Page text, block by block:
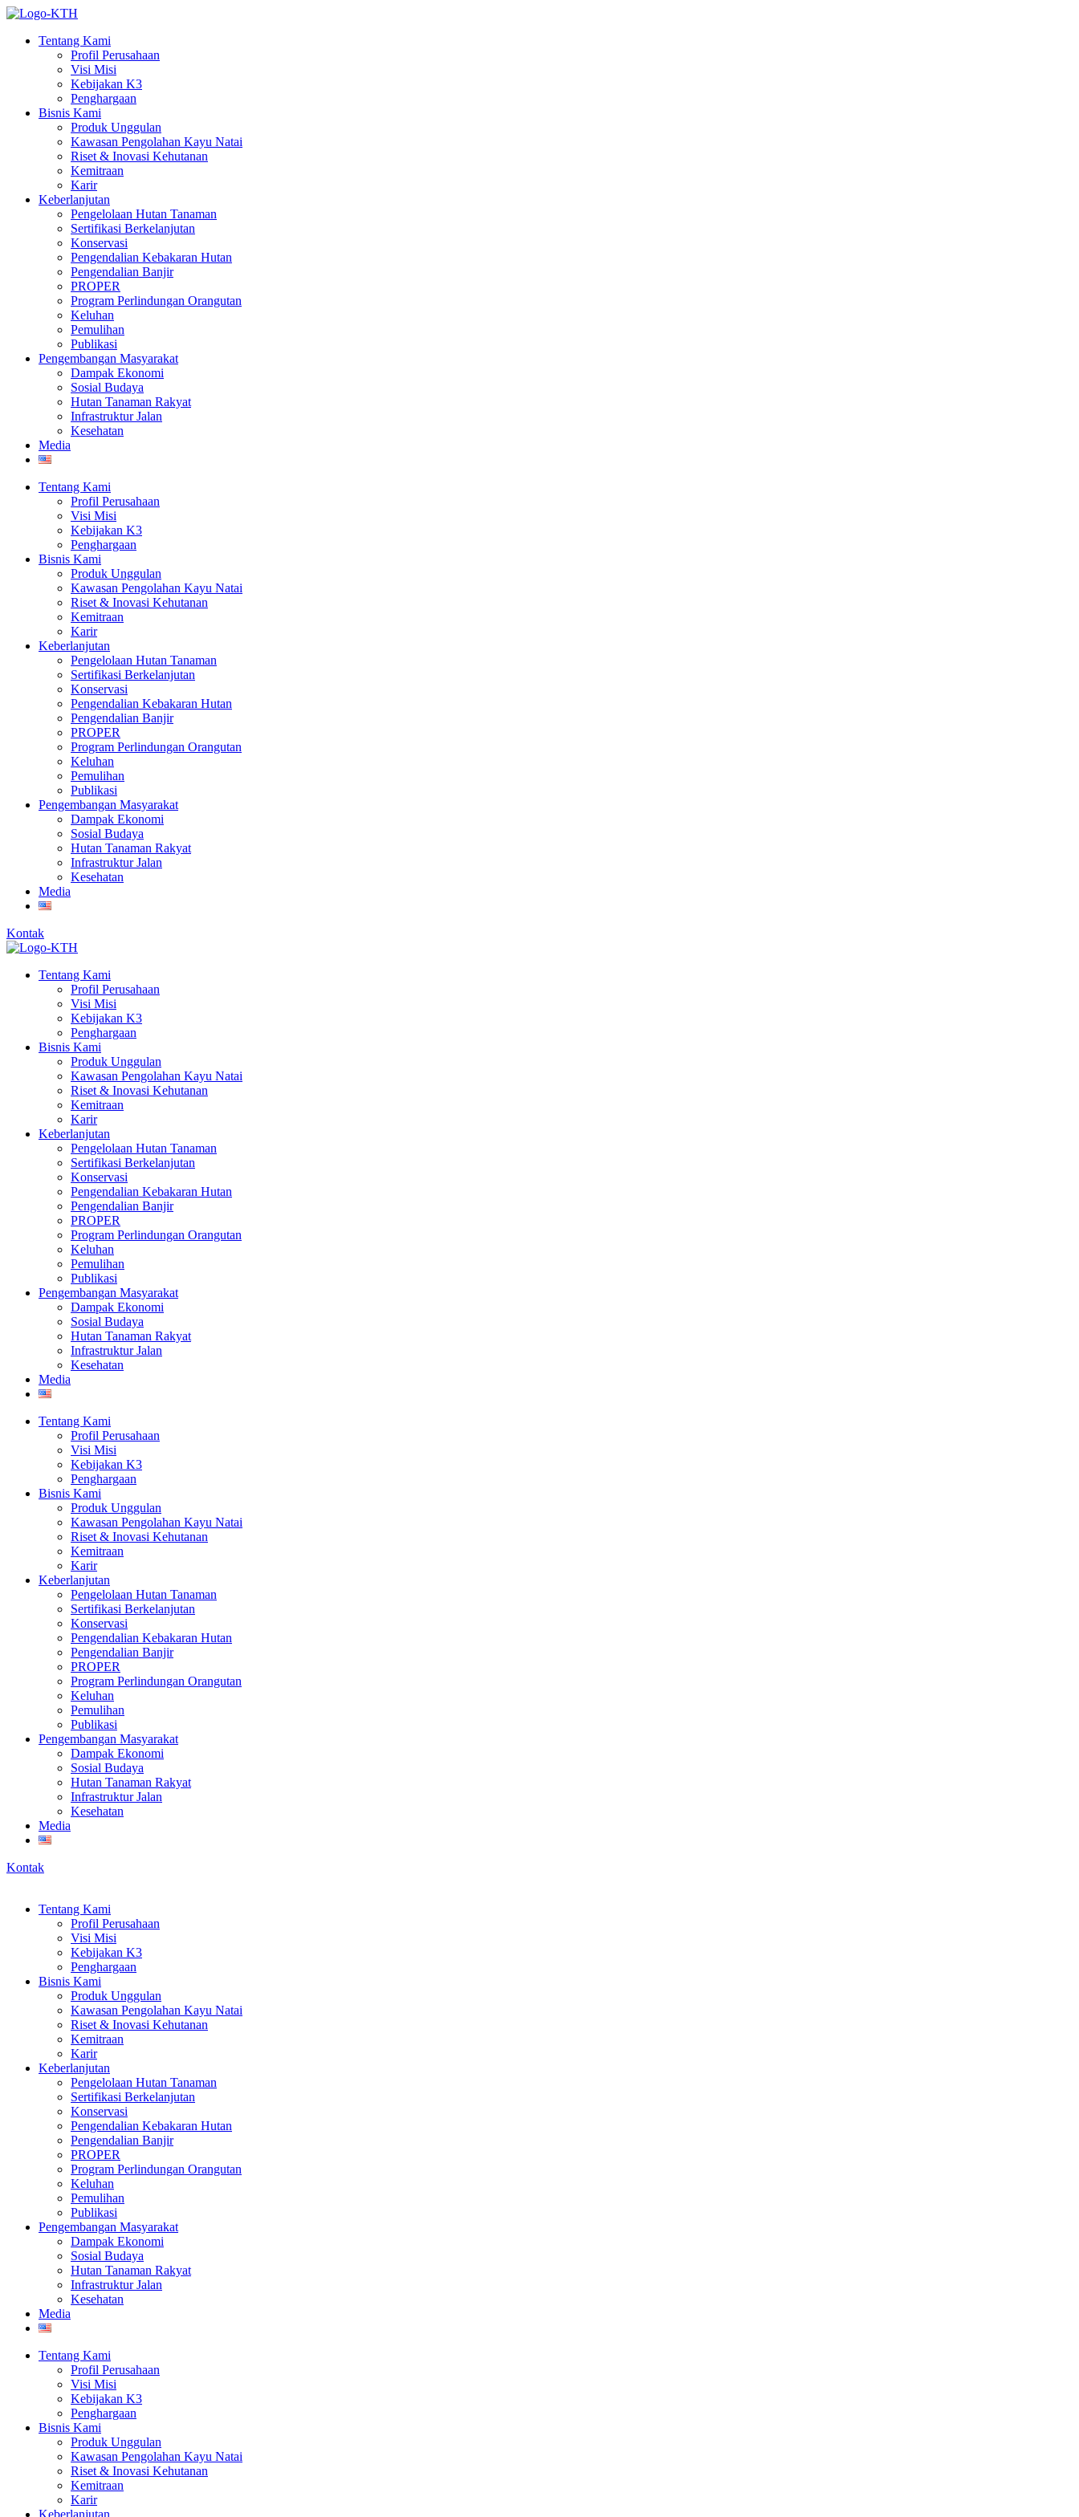
Tentang Kami
Profil Perusahaan
Visi Misi
Kebijakan K3
Penghargaan
Bisnis Kami
Produk Unggulan
Kawasan Pengolahan Kayu Natai
Riset & Inovasi Kehutanan
Kemitraan
Karir
Keberlanjutan
Pengelolaan Hutan Tanaman
Sertifikasi Berkelanjutan
Konservasi
Pengendalian Kebakaran Hutan
Pengendalian Banjir
PROPER
Program Perlindungan Orangutan
Keluhan
Pemulihan
Publikasi
Pengembangan Masyarakat
Dampak Ekonomi
Sosial Budaya
Hutan Tanaman Rakyat
Infrastruktur Jalan
Kesehatan
Media
Tentang Kami
Profil Perusahaan
Visi Misi
Kebijakan K3
Penghargaan
Bisnis Kami
Produk Unggulan
Kawasan Pengolahan Kayu Natai
Riset & Inovasi Kehutanan
Kemitraan
Karir
Keberlanjutan
Pengelolaan Hutan Tanaman
Sertifikasi Berkelanjutan
Konservasi
Pengendalian Kebakaran Hutan
Pengendalian Banjir
PROPER
Program Perlindungan Orangutan
Keluhan
Pemulihan
Publikasi
Pengembangan Masyarakat
Dampak Ekonomi
Sosial Budaya
Hutan Tanaman Rakyat
Infrastruktur Jalan
Kesehatan
Media
Kontak
Tentang Kami
Profil Perusahaan
Visi Misi
Kebijakan K3
Penghargaan
Bisnis Kami
Produk Unggulan
Kawasan Pengolahan Kayu Natai
Riset & Inovasi Kehutanan
Kemitraan
Karir
Keberlanjutan
Pengelolaan Hutan Tanaman
Sertifikasi Berkelanjutan
Konservasi
Pengendalian Kebakaran Hutan
Pengendalian Banjir
PROPER
Program Perlindungan Orangutan
Keluhan
Pemulihan
Publikasi
Pengembangan Masyarakat
Dampak Ekonomi
Sosial Budaya
Hutan Tanaman Rakyat
Infrastruktur Jalan
Kesehatan
Media
Tentang Kami
Profil Perusahaan
Visi Misi
Kebijakan K3
Penghargaan
Bisnis Kami
Produk Unggulan
Kawasan Pengolahan Kayu Natai
Riset & Inovasi Kehutanan
Kemitraan
Karir
Keberlanjutan
Pengelolaan Hutan Tanaman
Sertifikasi Berkelanjutan
Konservasi
Pengendalian Kebakaran Hutan
Pengendalian Banjir
PROPER
Program Perlindungan Orangutan
Keluhan
Pemulihan
Publikasi
Pengembangan Masyarakat
Dampak Ekonomi
Sosial Budaya
Hutan Tanaman Rakyat
Infrastruktur Jalan
Kesehatan
Media
Kontak
Tentang Kami
Profil Perusahaan
Visi Misi
Kebijakan K3
Penghargaan
Bisnis Kami
Produk Unggulan
Kawasan Pengolahan Kayu Natai
Riset & Inovasi Kehutanan
Kemitraan
Karir
Keberlanjutan
Pengelolaan Hutan Tanaman
Sertifikasi Berkelanjutan
Konservasi
Pengendalian Kebakaran Hutan
Pengendalian Banjir
PROPER
Program Perlindungan Orangutan
Keluhan
Pemulihan
Publikasi
Pengembangan Masyarakat
Dampak Ekonomi
Sosial Budaya
Hutan Tanaman Rakyat
Infrastruktur Jalan
Kesehatan
Media
Tentang Kami
Profil Perusahaan
Visi Misi
Kebijakan K3
Penghargaan
Bisnis Kami
Produk Unggulan
Kawasan Pengolahan Kayu Natai
Riset & Inovasi Kehutanan
Kemitraan
Karir
Keberlanjutan